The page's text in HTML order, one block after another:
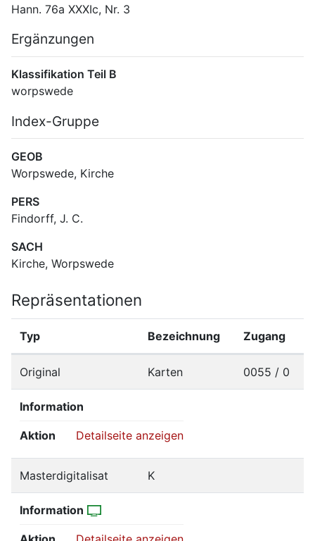
Hann. 76a XXXIc, Nr. 3
Ergänzungen
Klassifikation Teil B
worpswede
Index-Gruppe
GEOB
Worpswede, Kirche
PERS
Findorff, J. C.
SACH
Kirche, Worpswede
Repräsentationen
Typ Bezeichnung Zugang
Original Karten 0055 / 0
Information
Aktion Detailseite anzeigen
Masterdigitalisat K
Information